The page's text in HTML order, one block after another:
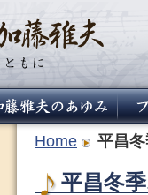
Home 平昌
平昌冬